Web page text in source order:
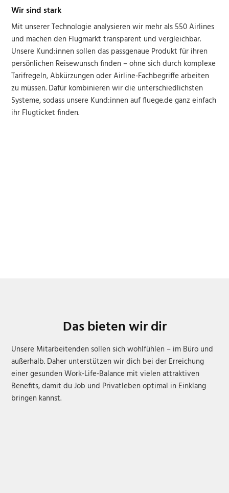
Wir sind stark
Mit unserer Technologie analysieren wir mehr als 550 Airlines
und machen den Flugmarkt transparent und vergleichbar.
Unsere Kund:innen sollen das passgenaue Produkt für ihren
persönlichen Reisewunsch finden – ohne sich durch komplexe
Tarifregeln, Abkürzungen oder Airline-Fachbegriffe arbeiten
zu müssen. Dafür kombinieren wir die unterschiedlichsten
Systeme, sodass unsere Kund:innen auf fluege.de ganz einfach
ihr Flugticket finden.
Das bieten wir dir
Unsere Mitarbeitenden sollen sich wohlfühlen – im Büro und
außerhalb. Daher unterstützen wir dich bei der Erreichung
einer gesunden Work-Life-Balance mit vielen attraktiven
Benefits, damit du Job und Privatleben optimal in Einklang
bringen kannst.